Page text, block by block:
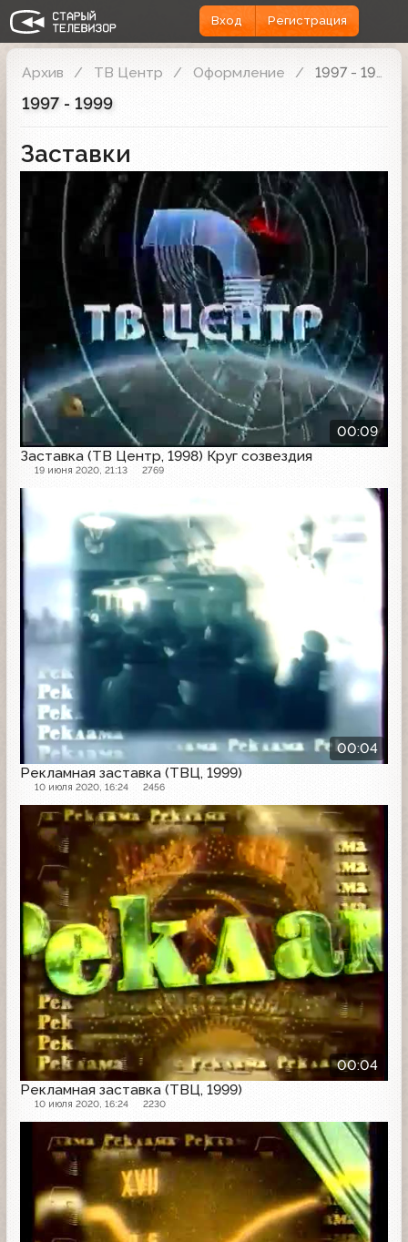
Вход Регистрация
Архив ТВ Центр Оформление 1997 - 1999
1997 - 1999
Заставки
00:09
Заставка (ТВ Центр, 1998) Круг созвездия
19 июня 2020, 21:13 2769
Заставка
00:04
Рекламная заставка (ТВЦ, 1999)
10 июля 2020, 16:24 2456
00:04
Рекламная заставка (ТВЦ, 1999)
10 июля 2020, 16:24 2230
Рекламная заставка